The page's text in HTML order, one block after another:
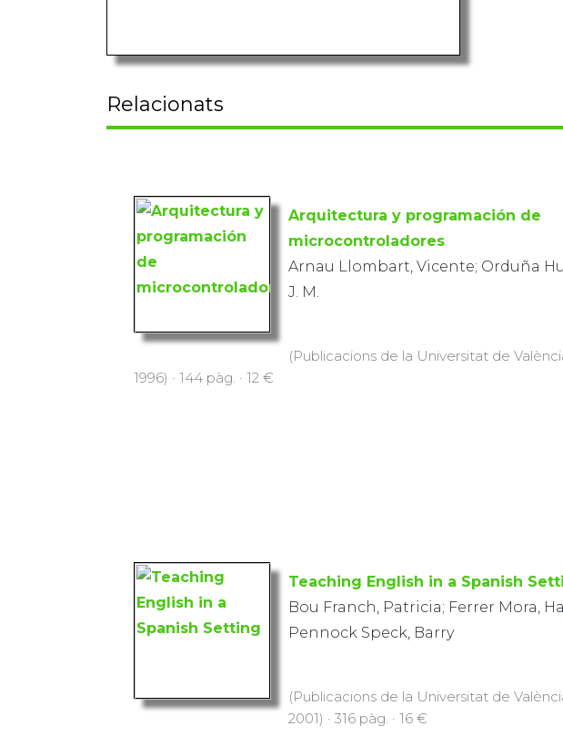
Relacionats
Arquitectura y programación de
microcontroladores
Arnau Llombart, Vicente; Orduña
J. M.
(Publicacions de la Universitat de
1996) · 144 pàg. · 12 €
Teaching English in a Spanish
Bou Franch, Patricia; Ferrer Mora,
Pennock Speck, Barry
(Publicacions de la Universitat de
2001) · 316 pàg. · 16 €